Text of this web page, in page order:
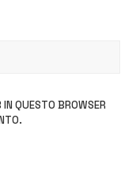
QUESTO BROWSER